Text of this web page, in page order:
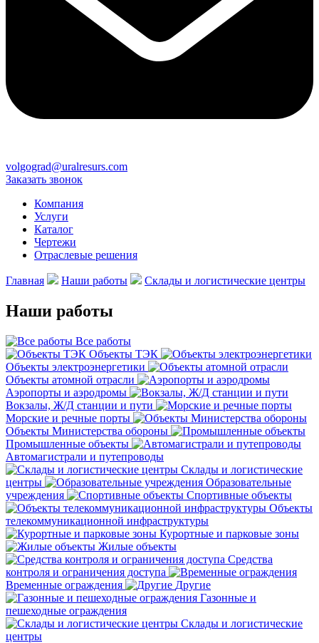
volgograd@uralresurs.com
Заказать звонок
Компания
Услуги
Каталог
Чертежи
Отраслевые решения
Главная Наши работы Склады и логистические центры
Наши работы
Все работы
Объекты ТЭК
Объекты электроэнергетики
Объекты атомной отрасли
Аэропорты и аэродромы
Вокзалы, Ж/Д станции и пути
Морские и речные порты
Объекты Министерства обороны
Промышленные объекты
Автомагистрали и путепроводы
Склады и логистические
центры
Образовательные
учреждения
Спортивные объекты
Объекты
телекоммуникационной инфраструктуры
Курортные и парковые зоны
Жилые объекты
Средства
контроля и ограничения доступа
Временные ограждения
Другие
Газонные и
пешеходные ограждения
Склады и логистические
центры